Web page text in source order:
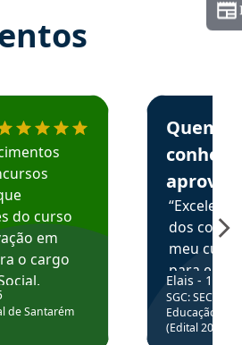
o Aprova Concursos em
do curso
em
o cargo
na
de Santarém
Estudante
Quem
aprova
dos
meu
para
colocar
através
de
Elais - 15/
SGC: SEC BA
Educação
(Edital